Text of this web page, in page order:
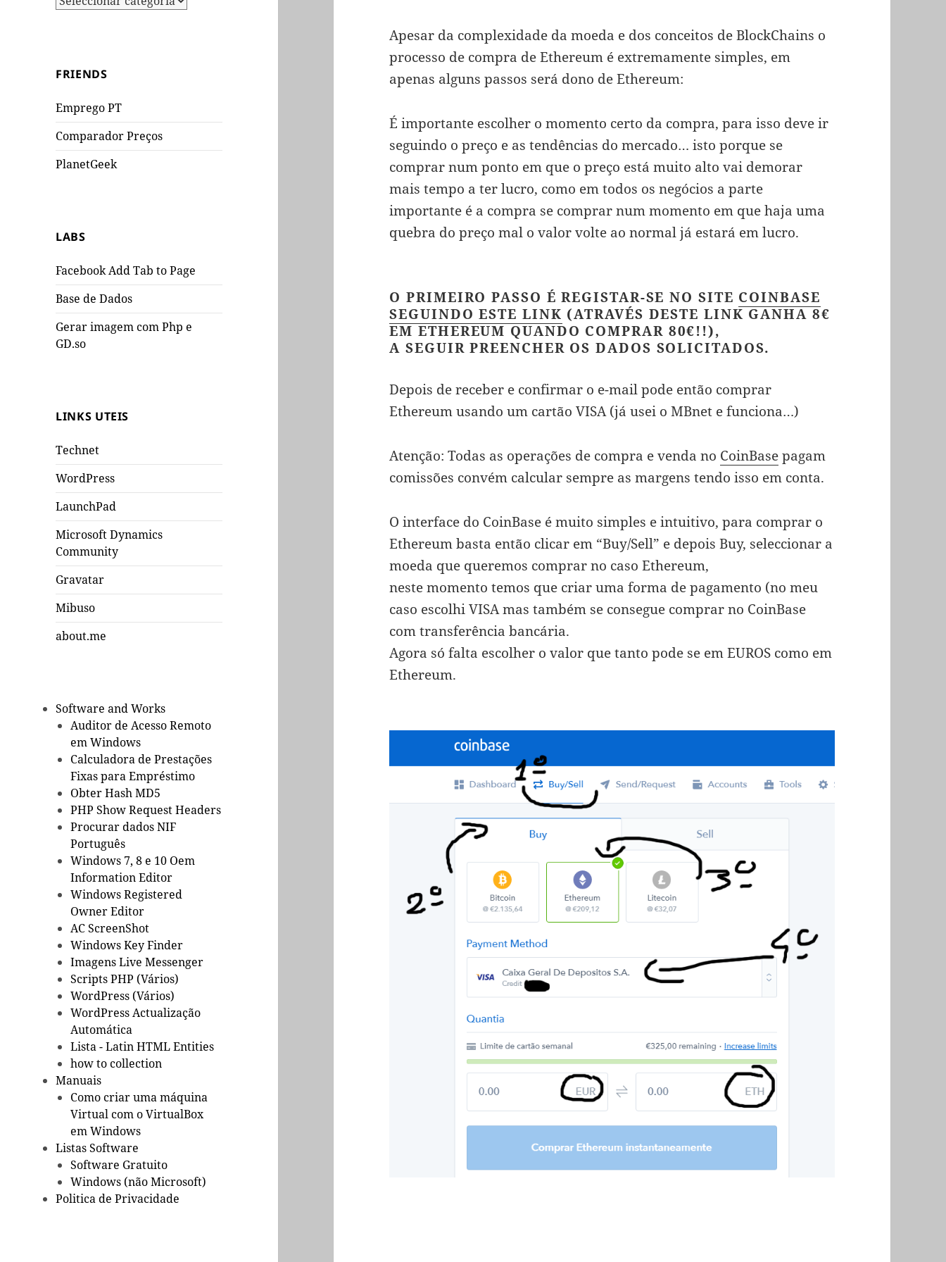
FRIENDS
Emprego PT
Comparador Preços
PlanetGeek
LABS
Facebook Add Tab to Page
Base de Dados
Gerar imagem com Php e
GD.so
LINKS UTEIS
Technet
WordPress
LaunchPad
Microsoft Dynamics
Community
Gravatar
Mibuso
about.me
Software and Works
Auditor de Acesso Remoto
em Windows
Calculadora de Prestações
Fixas para Empréstimo
Obter Hash MD5
PHP Show Request Headers
Procurar dados NIF
Português
Windows 7, 8 e 10 Oem
Information Editor
Windows Registered
Owner Editor
AC ScreenShot
Windows Key Finder
Imagens Live Messenger
Scripts PHP (Vários)
WordPress (Vários)
WordPress Actualização
Automática
Lista - Latin HTML Entities
how to collection
Manuais
Como criar uma máquina
Virtual com o VirtualBox
em Windows
Listas Software
Software Gratuito
Windows (não Microsoft)
Politica de Privacidade
Apesar da complexidade da moeda e dos conceitos de BlockChains o
processo de compra de Ethereum é extremamente simples, em
apenas alguns passos será dono de Ethereum:
É importante escolher o momento certo da compra, para isso deve ir
seguindo o preço e as tendências do mercado… isto porque se
comprar num ponto em que o preço está muito alto vai demorar
mais tempo a ter lucro, como em todos os negócios a parte
importante é a compra se comprar num momento em que haja uma
quebra do preço mal o valor volte ao normal já estará em lucro.
O PRIMEIRO PASSO É REGISTAR-SE NO SITE COINBASE
SEGUINDO ESTE LINK (ATRAVÉS DESTE LINK GANHA 8€
EM ETHEREUM QUANDO COMPRAR 80€!!),
A SEGUIR PREENCHER OS DADOS SOLICITADOS.
Depois de receber e confirmar o e-mail pode então comprar
Ethereum usando um cartão VISA (já usei o MBnet e funciona…)
Atenção: Todas as operações de compra e venda no CoinBasepagam
comissões convém calcular sempre as margens tendo isso em conta.
O interface do CoinBase é muito simples e intuitivo, para comprar o
Ethereum basta então clicar em “Buy/Sell” e depois Buy, seleccionar a
moeda que queremos comprar no caso Ethereum,
neste momento temos que criar uma forma de pagamento (no meu
caso escolhi VISA mas também se consegue comprar no CoinBase
com transferência bancária.
Agora só falta escolher o valor que tanto pode se em EUROS como em
Ethereum.